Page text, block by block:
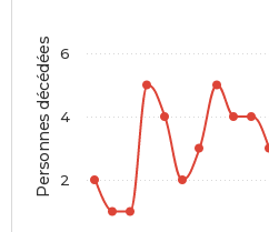
Personnes décédées 2
4
6